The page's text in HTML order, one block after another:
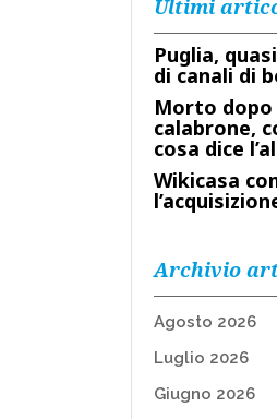
Ultimi
Puglia,
di canali di
Morto dopo
calabrone,
cosa dice
Wikicasa
Archivio
Agosto 2026
Luglio 2026
Giugno 2026